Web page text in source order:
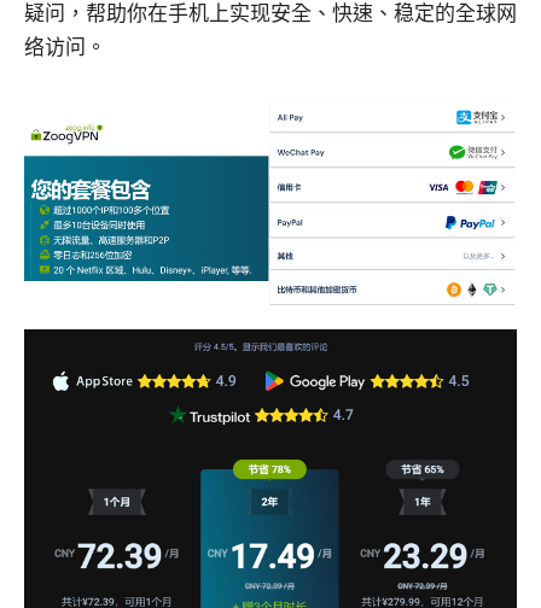
疑问，帮助你在手机上实现安全、快速、稳定的全球网
络访问。